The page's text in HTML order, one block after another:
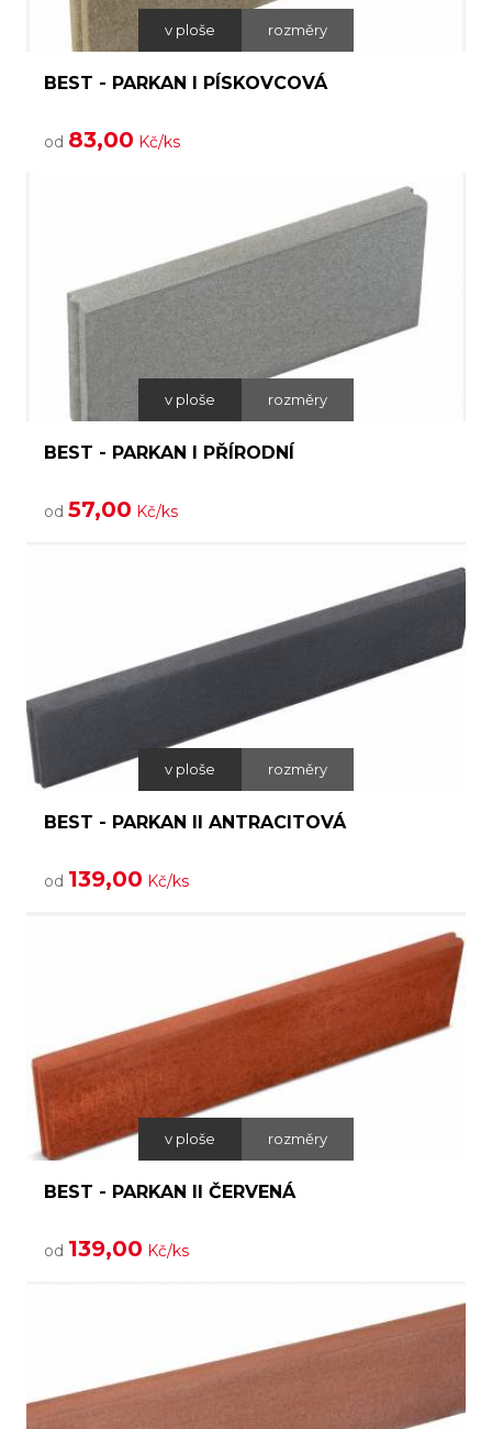
v ploše rozměry
BEST - PARKAN I PÍSKOVCOVÁ
od 83,00 Kč/ks
v ploše rozměry
BEST - PARKAN I PŘÍRODNÍ
od 57,00 Kč/ks
v ploše rozměry
BEST - PARKAN II ANTRACITOVÁ
od 139,00 Kč/ks
v ploše rozměry
BEST - PARKAN II ČERVENÁ
od 139,00 Kč/ks